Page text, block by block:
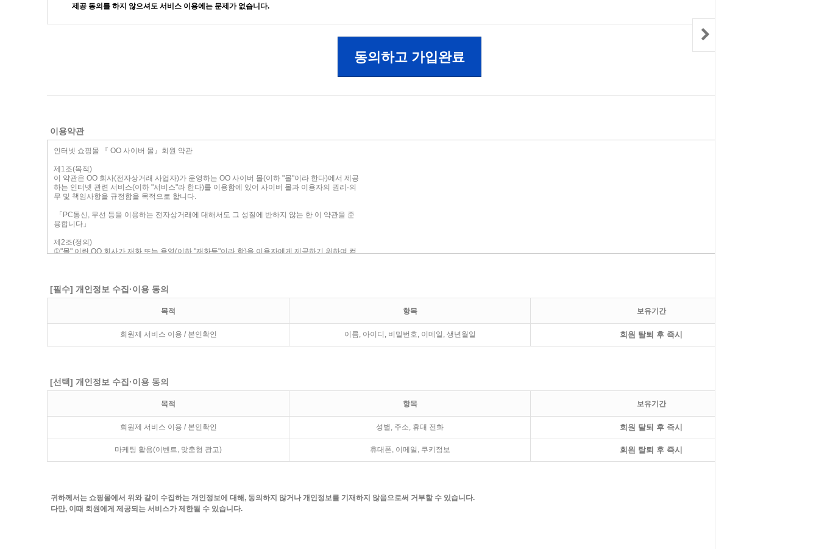
제공 동의를 하지 않으셔도 서비스 이용에는 문제가 없습니다.
동의하고 가입완료
이용약관
[필수] 개인정보 수집·이용 동의
목적 항목 보유기간
회원제 서비스 이용 / 본인확인 이름, 아이디, 비밀번호, 이메일, 생년월일 회원 탈퇴 후 즉시
[선택] 개인정보 수집·이용 동의
목적 항목 보유기간
회원제 서비스 이용 / 본인확인 성별, 주소, 휴대 전화 회원 탈퇴 후 즉시
마케팅 활용(이벤트, 맞춤형 광고) 휴대폰, 이메일, 쿠키정보 회원 탈퇴 후 즉시
귀하께서는 쇼핑몰에서 위와 같이 수집하는 개인정보에 대해, 동의하지 않거나 개인정보를 기재하지 않음으로써 거부할 수 있습니다.
다만, 이때 회원에게 제공되는 서비스가 제한될 수 있습니다.